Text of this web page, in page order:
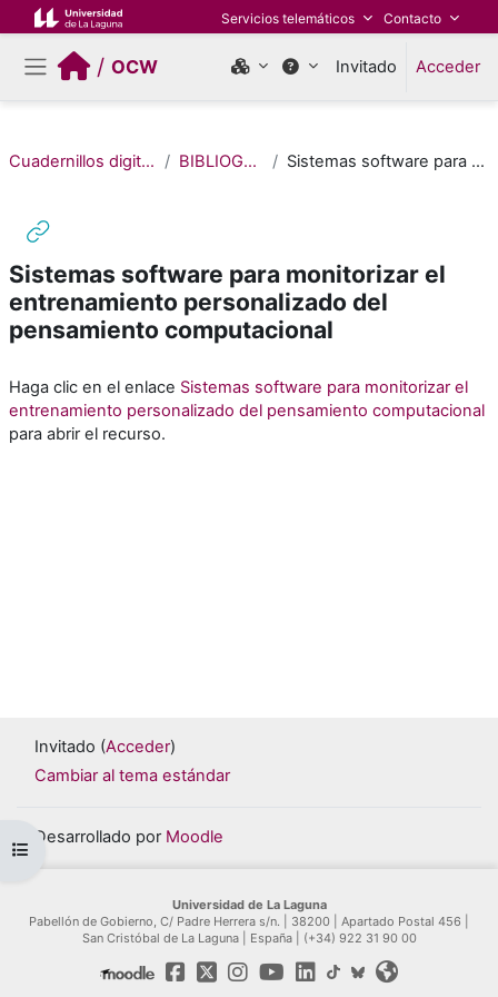
Salta al contenido principal Servicios telemáticos Contacto
Panel lateral
/OCW Invitado Acceder
Abrir índice del curso
Cuadernillos digitales de Pensamiento Computacional (Edición 2022) BIBLIOGRAFÍA / MATERIALES DE CONSULTA Sistemas software para monitorizar el entrenamiento personalizado del pensamiento computacional
Sistemas software para monitorizar el
entrenamiento personalizado del
pensamiento computacional
Haga clic en el enlace Sistemas software para monitorizar el
entrenamiento personalizado del pensamiento computacional
para abrir el recurso.
Invitado (Acceder)
Cambiar al tema estándar
Desarrollado por Moodle
Universidad de La Laguna
Pabellón de Gobierno, C/ Padre Herrera s/n. | 38200 | Apartado Postal 456 |
San Cristóbal de La Laguna | España | (+34) 922 31 90 00